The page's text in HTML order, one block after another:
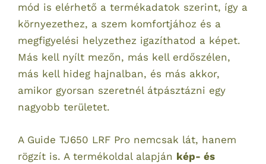
mód is elérhető a termékadatok szerint, így a
környezethez, a szem komfortjához és a
megfigyelési helyzethez igazíthatod a képet.
Más kell nyílt mezőn, más kell erdőszélen,
más kell hideg hajnalban, és más akkor,
amikor gyorsan szeretnél átpásztázni egy
nagyobb területet.
A Guide TJ650 LRF Pro nemcsak lát, hanem
rögzít is. A termékoldal alapján kép- és